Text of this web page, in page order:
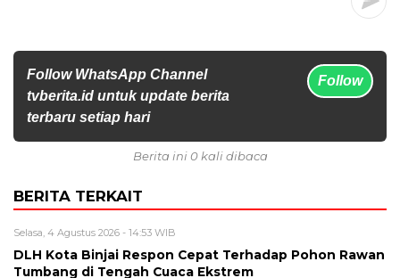
Follow WhatsApp Channel
tvberita.id untuk update berita
terbaru setiap hari
Follow
Berita ini 0 kali dibaca
BERITA TERKAIT
Selasa, 4 Agustus 2026 - 14:53 WIB
DLH Kota Binjai Respon Cepat Terhadap Pohon Rawan
Tumbang di Tengah Cuaca Ekstrem